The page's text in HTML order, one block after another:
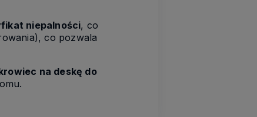
niepalności, co
co pozwala
na deskę do